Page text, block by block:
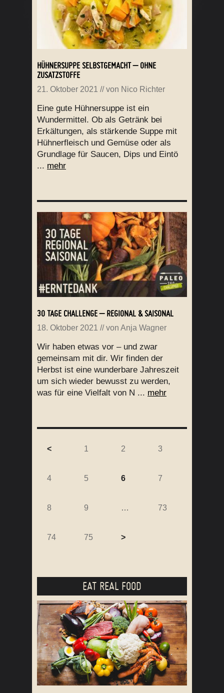
HÜHNERSUPPE SELBSTGEMACHT – OHNE
ZUSATZSTOFFE
21. Oktober 2021 // von Nico Richter
Eine gute Hühnersuppe ist ein
Wundermittel. Ob als Getränk bei
Erkältungen, als stärkende Suppe mit
Hühnerfleisch und Gemüse oder als
Grundlage für Saucen, Dips und Eintö
... mehr
30 TAGE CHALLENGE – REGIONAL & SAISONAL
18. Oktober 2021 // von Anja Wagner
Wir haben etwas vor – und zwar
gemeinsam mit dir. Wir finden der
Herbst ist eine wunderbare Jahreszeit
um sich wieder bewusst zu werden,
was für eine Vielfalt von N ... mehr
< 1 2 3
4 5 6 7
8 9 … 73
74 75 >
EAT REAL FOOD